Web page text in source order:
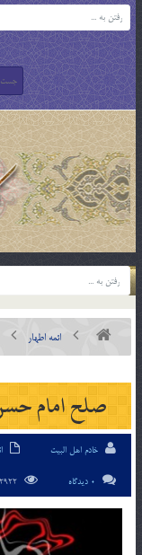
ائمه اطهار
صلح امام حسن
خادم اهل البیت
0 دیدگاه